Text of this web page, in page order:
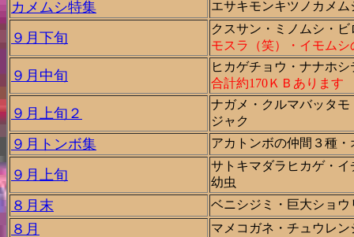
カメムシ特集 エサキモンキツノカメ
９月下旬
クスサン・ミノムシ・
モスラ（笑）・イモム
９月中旬
ヒカゲチョウ・ナナホ
合計約170ＫＢあります
９月上旬２
ナガメ・クルマバッタ
ジャク
９月トンボ集 アカトンボの仲間３種
９月上旬
サトキマダラヒカゲ・
幼虫
８月末 ベニシジミ・巨大ショ
８月 マメコガネ・チュウレ